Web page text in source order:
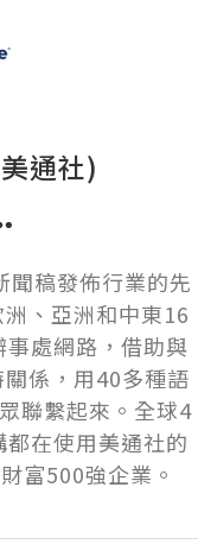
通社)
聞稿發佈行業的先
、亞洲和中東16
處網路，借助與
係，用40多種語
聯繫起來。全球4
在使用美通社的
富500強企業。